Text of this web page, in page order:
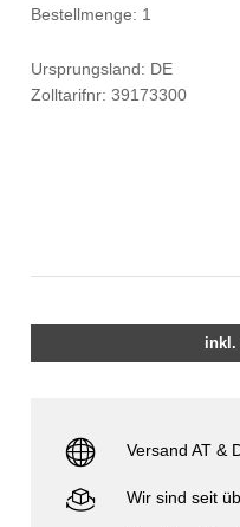
Bestellmenge: 1
Ursprungsland: DE
Zolltarifnr: 39173300
inkl.
Versand AT &
Wir sind seit